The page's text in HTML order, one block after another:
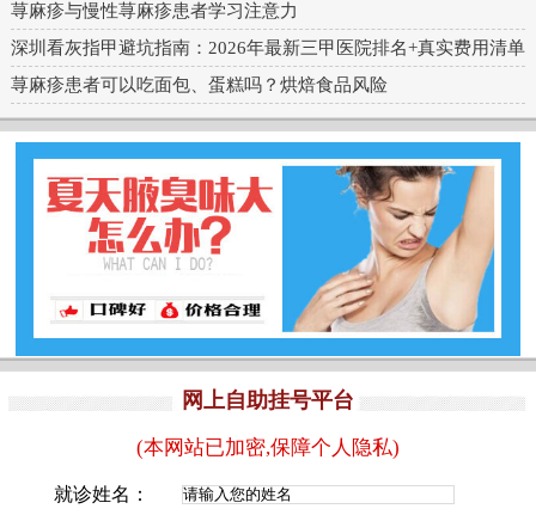
荨麻疹与慢性荨麻疹患者学习注意力
深圳看灰指甲避坑指南：2026年最新三甲医院排名+真实费用清单
荨麻疹患者可以吃面包、蛋糕吗？烘焙食品风险
网上自助挂号平台
(本网站已加密,保障个人隐私)
就诊姓名：